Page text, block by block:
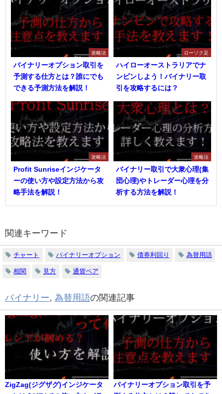
攻略法
バイナリーオプション取引を
予測する仕方とは？誰にでも
できる予測方法を解説！
ローソク足
ハイローオーストラリアでナ
ンピンしよう！バイナリー取
引を攻略するには？
攻略法
Profit Sunriseインジケータ
ーの使い方や設定方法から攻
略手法を解説！
攻略法
バイナリー取引で大衆心理(集
団心理)やトレーダー心理を分
析する方法を解説！
関連キーワード
チャート バイナリーオプション 債券利回り 為替用語
相関 見方 通貨ペア
バイナリー, 為替用語の関連記事
ZigZag(ジグザグ)インジケータ
バイナリーオプション取引を予